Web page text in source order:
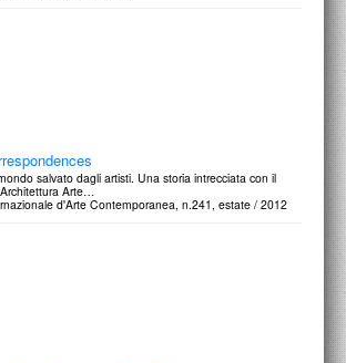
salvato dagli artisti. Una storia intrecciata con il
Arte…
d'Arte Contemporanea, n.241, estate / 2012